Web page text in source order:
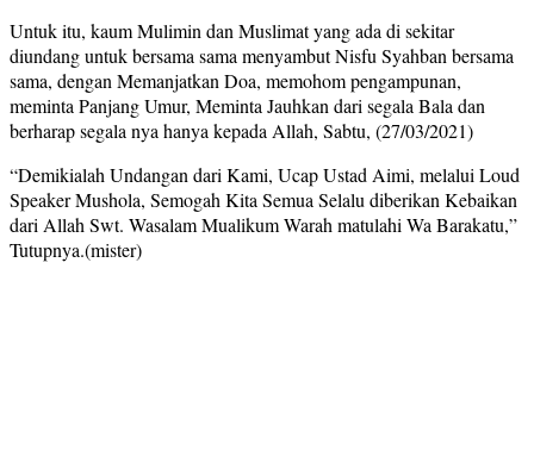
Untuk itu, kaum Mulimin dan Muslimat yang ada di sekitar
diundang untuk bersama sama menyambut Nisfu Syahban bersama
sama, dengan Memanjatkan Doa, memohom pengampunan,
meminta Panjang Umur, Meminta Jauhkan dari segala Bala dan
berharap segala nya hanya kepada Allah, Sabtu, (27/03/2021)
“Demikialah Undangan dari Kami, Ucap Ustad Aimi, melalui Loud
Speaker Mushola, Semogah Kita Semua Selalu diberikan Kebaikan
dari Allah Swt. Wasalam Mualikum Warah matulahi Wa Barakatu,”
Tutupnya.(mister)